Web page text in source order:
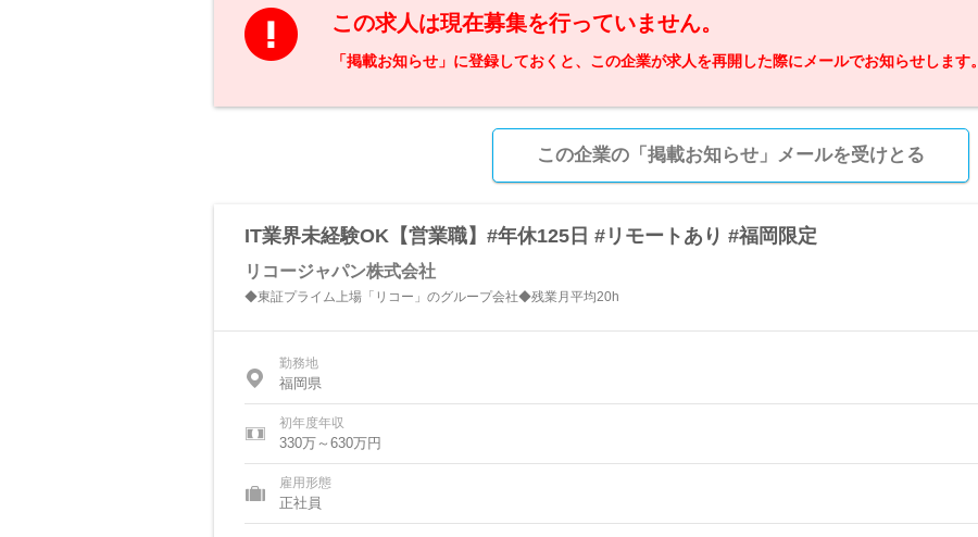
この求人は現在募集を行っていません。
「掲載お知らせ」に登録しておくと、この企業が求人を再開した際にメールでお知らせします。
この企業の「掲載お知らせ」メールを受けとる
IT業界未経験OK【営業職】#年休125日 #リモートあり #福岡限定
リコージャパン株式会社
◆東証プライム上場「リコー」のグループ会社◆残業月平均20h
勤務地
福岡県
初年度年収
330万～630万円
雇用形態
正社員